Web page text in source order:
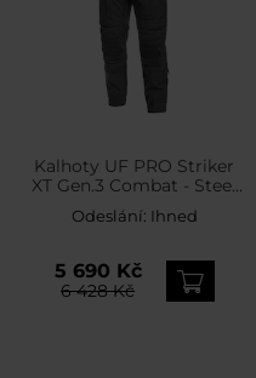
Kalhoty UF PRO Striker
XT Gen.3 Combat - Steel
Grey
Odeslání: Ihned
5 690 Kč
6 428 Kč